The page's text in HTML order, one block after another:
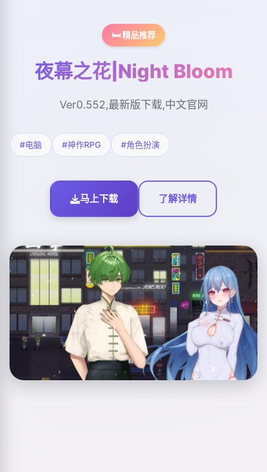
🛏️ 精品推荐
夜幕之花|Night Bloom
Ver0.552,最新版下载,中文官网
#电脑 #神作RPG #角色扮演
马上下载 了解详情